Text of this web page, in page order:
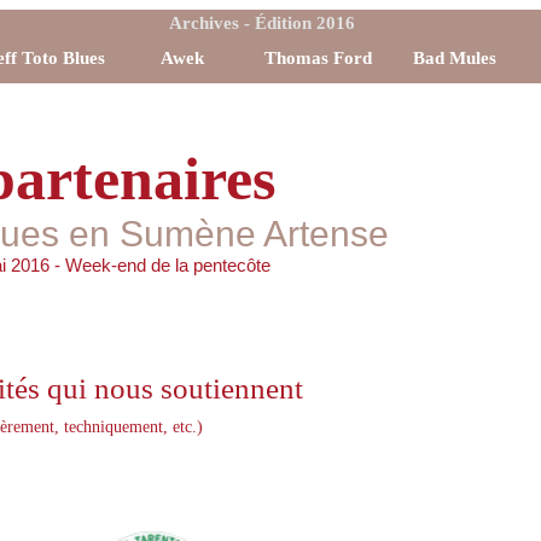
Archives - Édition 2016
Toto Blues
Awek Thomas Ford Bad Mules
en Sumène Artense
2016 - Week-end de la pentecôte
qui nous soutiennent
techniquement, etc.)